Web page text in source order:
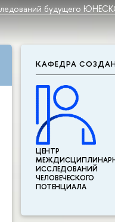
будущего
КАФЕДРА
ЦЕНТР
ИССЛЕДОВАНИЙ
ЧЕЛОВЕЧЕСКОГО
ПОТЕНЦИАЛА